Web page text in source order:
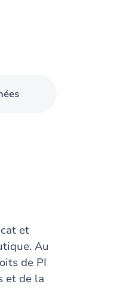
et
Au
de PI
et de la